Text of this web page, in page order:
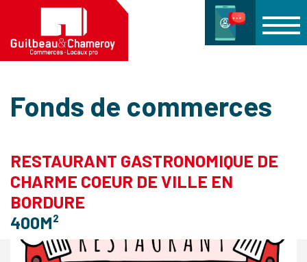
Fonds de commerces
RESTAURANT GASTRONOMIQUE DE
CHARME COEUR DE VILLE EN
BORDURE
400M²